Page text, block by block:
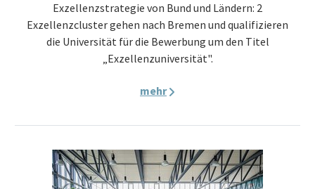
Exzellenzstrategie von Bund und Ländern: 2
Exzellenzcluster gehen nach Bremen und qualifizieren
die Universität für die Bewerbung um den Titel
„Exzellenzuniversität".
mehr